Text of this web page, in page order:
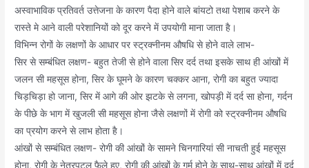
अस्वाभाविक प्रतिवर्त उत्तेजना के कारण पैदा होने वाले बांयटो तथा पेशाब करने के
रास्ते मे आने वाली परेशानियों को दूर करने में उपयोगी माना जाता है।
विभिन्न रोगों के लक्षणों के आधार पर स्ट्रक्नीनम औषधि से होने वाले लाभ-
सिर से सम्बंधित लक्षण- बहुत तेजी से होने वाला सिर दर्द तथा इसके साथ ही आंखों में
जलन सी महसूस होना, सिर के घूमने के कारण चक्कर आना, रोगी का बहुत ज्यादा
चिड़चिड़ा हो जाना, सिर में आगे की ओर झटके से लगना, खोपड़ी में दर्द सा होना, गर्दन
के पीछे के भाग में खुजली सी महसूस होना जैसे लक्षणों में रोगी को स्ट्रक्नीनम औषधि
का प्रयोग करने से लाभ होता है।
आंखों से सम्बंधित लक्षण- रोगी की आंखों के सामने चिनगारियां सी नाचती हुई महसूस
होना, रोगी के नेत्रपटल फैले हुए, रोगी की आंखों के गर्म होने के साथ-साथ आंखों में दर्द